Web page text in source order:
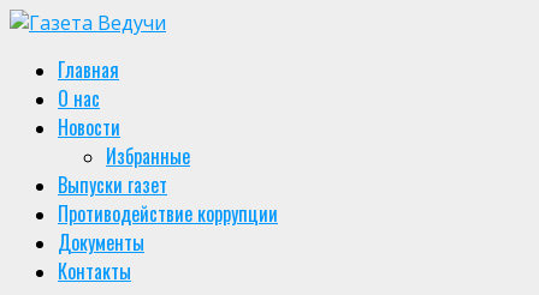
Skip
content
Primary
Menu
Главная
О нас
Новости
Избранные
Выпуски газет
Противодействие коррупции
Документы
Контакты